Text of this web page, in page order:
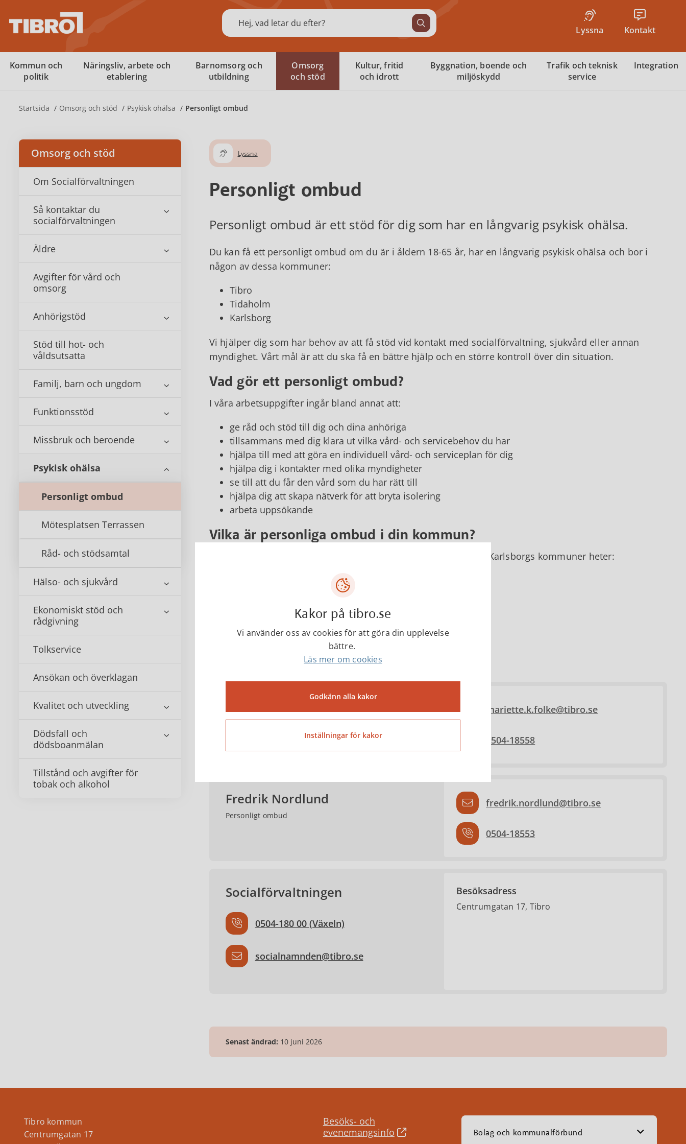
Sök
Lyssna Kontakt
Kommun och
politik
Näringsliv, arbete och
etablering
Barnomsorg och
utbildning
Omsorg
och stöd
Kultur, fritid
och idrott
Byggnation, boende och
miljöskydd
Trafik och teknisk
service
Integration
Startsida Omsorg och stöd Psykisk ohälsa Personligt ombud
Omsorg och stöd
Om Socialförvaltningen
Så kontaktar du
socialförvaltningen
Äldre
Avgifter för vård och
omsorg
Anhörigstöd
Stöd till hot- och
våldsutsatta
Familj, barn och ungdom
Funktionsstöd
Missbruk och beroende
Psykisk ohälsa
Personligt ombud
Mötesplatsen Terrassen
Råd- och stödsamtal
Hälso- och sjukvård
Ekonomiskt stöd och
rådgivning
Tolkservice
Ansökan och överklagan
Kvalitet och utveckling
Dödsfall och
dödsboanmälan
Tillstånd och avgifter för
tobak och alkohol
Lyssna
Personligt ombud
Personligt ombud är ett stöd för dig som har en långvarig psykisk ohälsa.
Du kan få ett personligt ombud om du är i åldern 18-65 år, har en långvarig psykisk ohälsa och bor i
någon av dessa kommuner:
Tibro
Tidaholm
Karlsborg
Vi hjälper dig som har behov av att få stöd vid kontakt med socialförvaltning, sjukvård eller annan
myndighet. Vårt mål är att du ska få en bättre hjälp och en större kontroll över din situation.
Vad gör ett personligt ombud?
I våra arbetsuppgifter ingår bland annat att:
ge råd och stöd till dig och dina anhöriga
tillsammans med dig klara ut vilka vård- och servicebehov du har
hjälpa till med att göra en individuell vård- och serviceplan för dig
hjälpa dig i kontakter med olika myndigheter
se till att du får den vård som du har rätt till
hjälpa dig att skapa nätverk för att bryta isolering
arbeta uppsökande
Vilka är personliga ombud i din kommun?
Vi som arbetar som personliga ombud för Tibro, Tidaholm och Karlsborgs kommuner heter:
För att nå oss se kontaktinformation här nedanför.
Mariette Folke
Personligt ombud
mariette.k.folke@tibro.se
0504-18558
Fredrik Nordlund
Personligt ombud
fredrik.nordlund@tibro.se
0504-18553
Socialförvaltningen
0504-180 00 (Växeln)
socialnamnden@tibro.se
Besöksadress
Centrumgatan 17, Tibro
Senast ändrad: 10 juni 2026
Tibro kommun
Centrumgatan 17
Besöks- och
evenemangsinfo
Bolag och kommunalförbund
Kakor på tibro.se
Vi använder oss av cookies för att göra din upplevelse
bättre.
Läs mer om cookies
Godkänn alla kakor
Inställningar för kakor